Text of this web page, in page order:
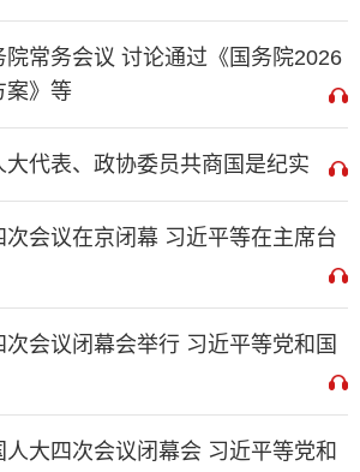
院常务会议 讨论通过《国务院2026
案》等
大代表、政协委员共商国是纪实
会议在京闭幕 习近平等在主席台
会议闭幕会举行 习近平等党和国
大四次会议闭幕会 习近平等党和